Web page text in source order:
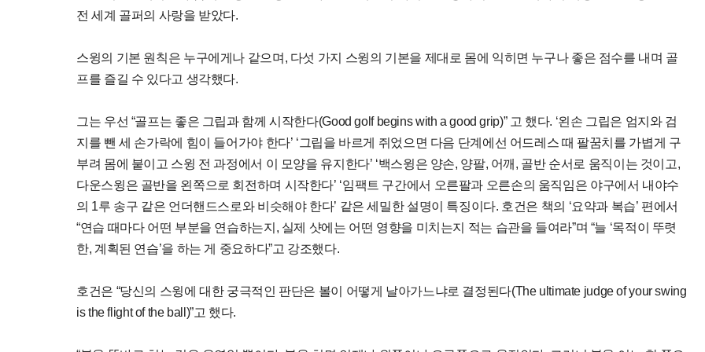
전 세계 골퍼의 사랑을 받았다.
스윙의 기본 원칙은 누구에게나 같으며, 다섯 가지 스윙의 기본을 제대로 몸에 익히면 누구나 좋은 점수를 내며 골
프를 즐길 수 있다고 생각했다.
그는 우선 “골프는 좋은 그립과 함께 시작한다(Good golf begins with a good grip)” 고 했다. ‘왼손 그립은 엄지와 검
지를 뺀 세 손가락에 힘이 들어가야 한다’ ‘그립을 바르게 쥐었으면 다음 단계에선 어드레스 때 팔꿈치를 가볍게 구
부려 몸에 붙이고 스윙 전 과정에서 이 모양을 유지한다’ ‘백스윙은 양손, 양팔, 어깨, 골반 순서로 움직이는 것이고,
다운스윙은 골반을 왼쪽으로 회전하며 시작한다’ ‘임팩트 구간에서 오른팔과 오른손의 움직임은 야구에서 내야수
의 1루 송구 같은 언더핸드스로와 비슷해야 한다’ 같은 세밀한 설명이 특징이다. 호건은 책의 ‘요약과 복습’ 편에서
“연습 때마다 어떤 부분을 연습하는지, 실제 샷에는 어떤 영향을 미치는지 적는 습관을 들여라”며 “늘 ‘목적이 뚜렷
한, 계획된 연습’을 하는 게 중요하다”고 강조했다.
호건은 “당신의 스윙에 대한 궁극적인 판단은 볼이 어떻게 날아가느냐로 결정된다(The ultimate judge of your swing
is the flight of the ball)”고 했다.